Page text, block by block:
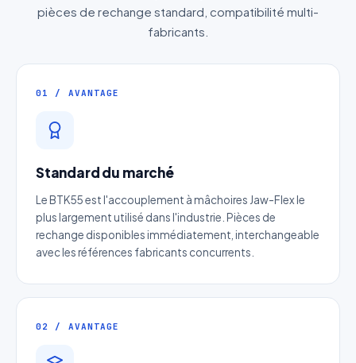
pièces de rechange standard, compatibilité multi-
fabricants.
01 / AVANTAGE
Standard du marché
Le BTK55 est l'accouplement à mâchoires Jaw-Flex le
plus largement utilisé dans l'industrie. Pièces de
rechange disponibles immédiatement, interchangeable
avec les références fabricants concurrents.
02 / AVANTAGE